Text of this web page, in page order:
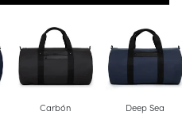
Carbón Deep Sea